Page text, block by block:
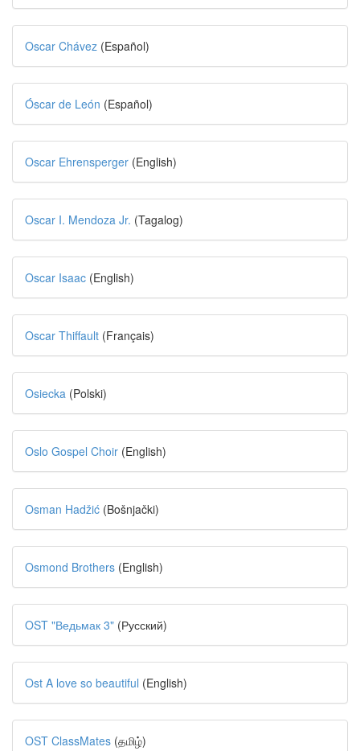
Oscar Chávez (Español)
Óscar de León (Español)
Oscar Ehrensperger (English)
Oscar I. Mendoza Jr. (Tagalog)
Oscar Isaac (English)
Oscar Thiffault (Français)
Osiecka (Polski)
Oslo Gospel Choir (English)
Osman Hadžić (Bošnjački)
Osmond Brothers (English)
OST "Ведьмак 3" (Русский)
Ost A love so beautiful (English)
OST ClassMates (தமிழ்)